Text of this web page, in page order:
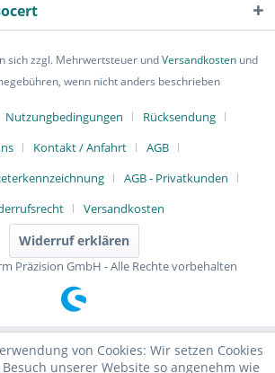
sich zzgl. Mehrwertsteuer undVersandkostenund
wenn nicht anders beschrieben
Nutzungbedingungen
Rücksendung
Kontakt / Anfahrt
AGB
AGB - Privatkunden
Versandkosten
Widerruf erklären
Präzision GmbH - Alle Rechte vorbehalten
von Cookies: Wir setzen Cookies
unserer Website so angenehm wie